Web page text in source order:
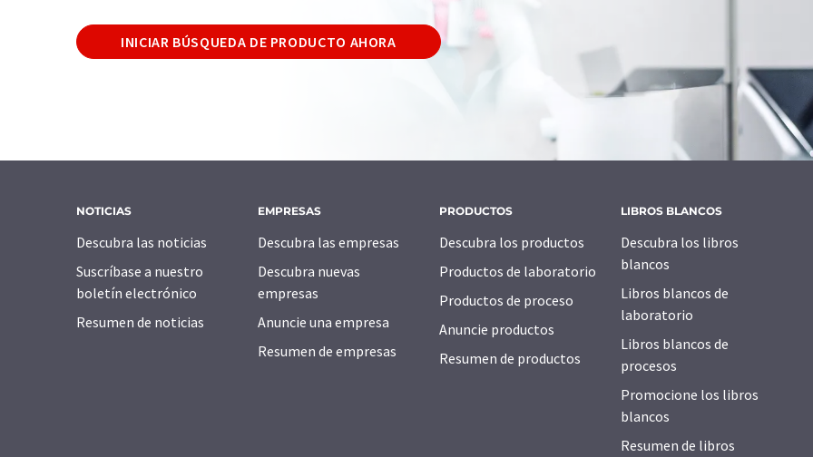
INICIAR BÚSQUEDA DE PRODUCTO AHORA
NOTICIAS
Descubra las noticias
Suscríbase a nuestro
boletín electrónico
Resumen de noticias
EMPRESAS
Descubra las empresas
Descubra nuevas
empresas
Anuncie una empresa
Resumen de empresas
PRODUCTOS
Descubra los productos
Productos de laboratorio
Productos de proceso
Anuncie productos
Resumen de productos
LIBROS BLANCOS
Descubra los libros
blancos
Libros blancos de
laboratorio
Libros blancos de
procesos
Promocione los libros
blancos
Resumen de libros